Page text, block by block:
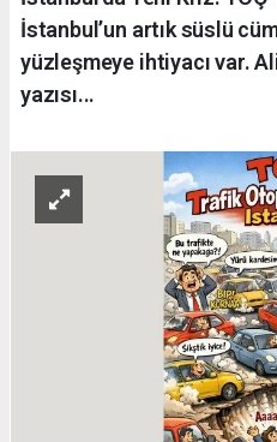
İstanbul’un artık süslü
yüzleşmeye ihtiyacı var.
yazısı...